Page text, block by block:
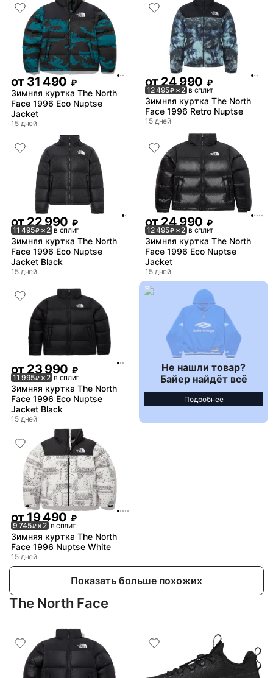
от 31 490 ₽
Зимняя куртка The North
Face 1996 Eco Nuptse
Jacket
15 дней
от24 990 ₽
12 495₽ × 2 в сплит
Зимняя куртка The North
Face 1996 Retro Nuptse
15 дней
от 22 990 ₽
11 495₽ × 2 в сплит
Зимняя куртка The North
Face 1996 Eco Nuptse
Jacket Black
15 дней
от 24 990 ₽
12 495₽ × 2 в сплит
Зимняя куртка The North
Face 1996 Eco Nuptse
Jacket
15 дней
от23 990 ₽
11 995₽ × 2 в сплит
Зимняя куртка The North
Face 1996 Eco Nuptse
Jacket Black
15 дней
Не нашли товар?
Байер найдёт всё
Подробнее
от19 490 ₽
9 745₽× 2 в сплит
Зимняя куртка The North
Face 1996 Nuptse White
15 дней
Показать больше похожих
The North Face